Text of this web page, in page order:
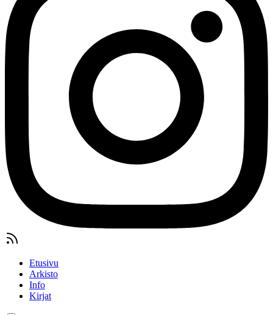
Etusivu
Arkisto
Info
Kirjat